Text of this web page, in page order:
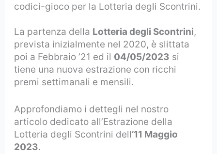
codici-gioco per la Lotteria degli Scontrini.
La partenza della Lotteria degli Scontrini,
prevista inizialmente nel 2020, è slittata
poi a Febbraio ’21 ed il 04/05/2023 si
tiene una nuova estrazione con ricchi
premi settimanali e mensili.
Approfondiamo i dettegli nel nostro
articolo dedicato all’Estrazione della
Lotteria degli Scontrini dell’11 Maggio
2023.